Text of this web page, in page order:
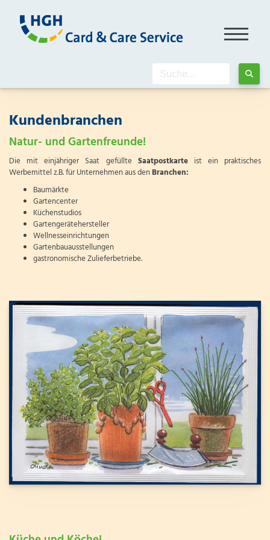
Kundenbranchen
Natur- und Gartenfreunde!
Die mit einjähriger Saat gefüllte Saatpostkarteist ein praktisches
Werbemittel z.B. für Unternehmen aus denBranchen:
Baumärkte
Gartencenter
Küchenstudios
Gartengerätehersteller
Wellnesseinrichtungen
Gartenbauausstellungen
gastronomische Zulieferbetriebe.